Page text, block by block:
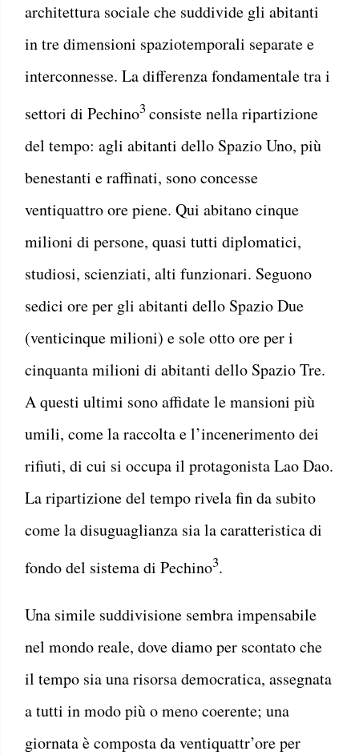
architettura sociale che suddivide gli abitanti
in tre dimensioni spaziotemporali separate e
interconnesse. La differenza fondamentale tra i
settori di Pechino3 consiste nella ripartizione
del tempo: agli abitanti dello Spazio Uno, più
benestanti e raffinati, sono concesse
ventiquattro ore piene. Qui abitano cinque
milioni di persone, quasi tutti diplomatici,
studiosi, scienziati, alti funzionari. Seguono
sedici ore per gli abitanti dello Spazio Due
(venticinque milioni) e sole otto ore per i
cinquanta milioni di abitanti dello Spazio Tre.
A questi ultimi sono affidate le mansioni più
umili, come la raccolta e l’incenerimento dei
rifiuti, di cui si occupa il protagonista Lao Dao.
La ripartizione del tempo rivela fin da subito
come la disuguaglianza sia la caratteristica di
fondo del sistema di Pechino3.
Una simile suddivisione sembra impensabile
nel mondo reale, dove diamo per scontato che
il tempo sia una risorsa democratica, assegnata
a tutti in modo più o meno coerente; una
giornata è composta da ventiquattr’ore per